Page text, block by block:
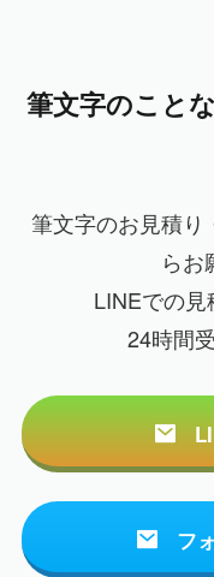
筆文字のこと
筆文字のお見積り
らお
LINEでの見
24時間
フ